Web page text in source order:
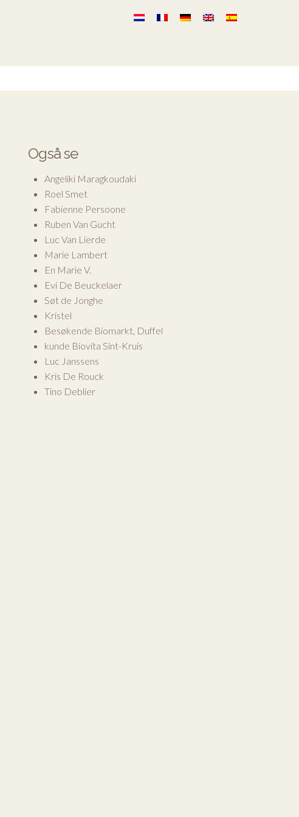
Også se
Angeliki Maragkoudaki
Roel Smet
Fabienne Persoone
Ruben Van Gucht
Luc Van Lierde
Marie Lambert
En Marie V.
Evi De Beuckelaer
Søt de Jonghe
Kristel
Besøkende Biomarkt, Duffel
kunde Biovita Sint-Kruis
Luc Janssens
Kris De Rouck
Tino Deblier